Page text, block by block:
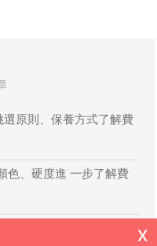
原則、保養方式了解費
色、硬度進 一步了解費
X